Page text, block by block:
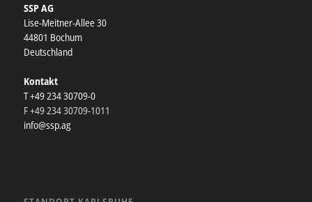
SSP AG
Lise-Meitner-Allee 30
44801 Bochum
Deutschland
Kontakt
T +49 234 30709-0
F +49 234 30709-1011
info@ssp.ag